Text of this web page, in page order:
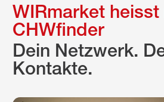
WIRmarket heisst
CHWfinder
Dein Netzwerk.
Kontakte.